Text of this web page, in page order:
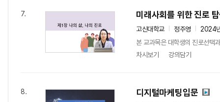
7. 미래사회를 위한 진로
고신대학교 정주영
2024
본 교과목은 대학생의 진로선택
차시보기
강의담기
8. 디지털마케팅입문